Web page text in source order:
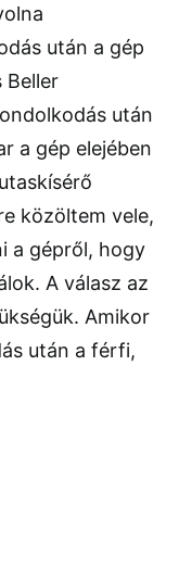
után a gép
Beller
után
a gép elejében
közöltem vele,
a gépről, hogy
A válasz az
Amikor
után a férfi,